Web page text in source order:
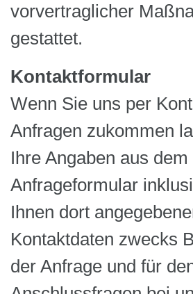
vorvertraglicher
gestattet.
Kontaktformular
Wenn Sie uns per
Anfragen zukommen
Ihre Angaben aus dem
Anfrageformular
Ihnen dort
Kontaktdaten zwecks
der Anfrage und für